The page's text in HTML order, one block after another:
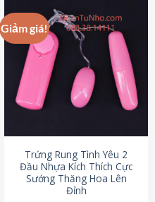
có
nhiều
biến
thể.
Các
tùy
chọn
được
chọn
trên
trang
Giảm giá!
Trứng Rung Tình Yêu 2
Đầu Nhựa Kích Thích Cực
Sướng Thăng Hoa Lên
Đỉnh